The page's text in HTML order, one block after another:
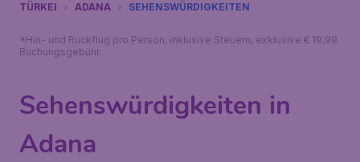
TÜRKEI ADANA SEHENSWÜRDIGKEITEN
*Hin- und Rückflug pro Person, inklusive Steuern, exklusive € 19,99
Buchungsgebühr.
Sehenswürdigkeiten in
Adana